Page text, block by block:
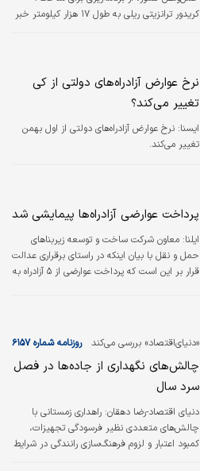
حدود ۴۰ درصد…
کریدور ترانزیتی ریلی به طول ۱۷ هزار کیلومتر خبر
نرخ عوارض آزادراه‌های دولتی از کی
تغییر می‌کند؟
ایسنا: نرخ عوارض آزادراه‌های دولتی از اول بهمن
تغییر می‌کند.
پرداخت عوارضی آزادراه‌ها پیمایشی شد
ایلنا: معاون شرکت ساخت و توسعه زیربناهای
حمل و نقل با بیان اینکه در راستای برقراری عدالت
قرار بر این است که پرداخت عوارضی از ۵ آزادراه به
خودکار از حساب آنها برداشت شود.
«دنیای‌اقتصاد» بررسی می‌کند روزنامه شماره ۶۱۵۷
چالش‏‏‌های نگهداری از جاده‏‏‌ها در فصل
سرد سال
دنیای اقتصاد-رضا دهقان: راهداری زمستانی با
چالش‌‌‌های متعددی نظیر فرسودگی تجهیزات،
کمبود اعتبار و لزوم فرهنگ‌‌‌سازی رانندگی در شرایط